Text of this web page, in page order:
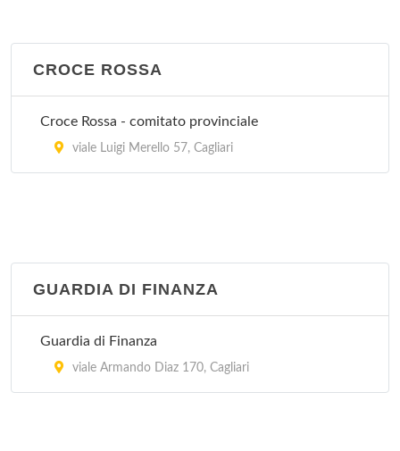
CROCE ROSSA
Croce Rossa - comitato provinciale
viale Luigi Merello 57, Cagliari
GUARDIA DI FINANZA
Guardia di Finanza
viale Armando Diaz 170, Cagliari